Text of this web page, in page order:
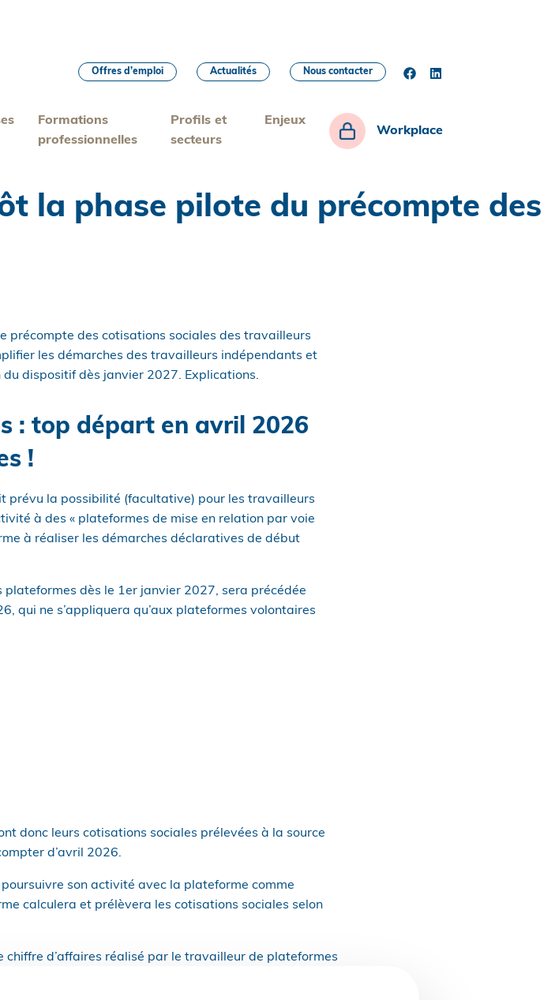
Formations
professionnelles
Profils et
secteurs
Enjeux
Workplace
Offres d’emploi Actualités Nous contacter
la phase pilote du précompte des
précompte des cotisations sociales des travailleurs
les démarches des travailleurs indépendants et
du dispositif dès janvier 2027. Explications.
: top départ en avril 2026
!
prévu la possibilité (facultative) pour les travailleurs
à des « plateformes de mise en relation par voie
à réaliser les démarches déclaratives de début
dès le 1er janvier 2027, sera précédée
qui ne s’appliquera qu’aux plateformes volontaires
donc leurs cotisations sociales prélevées à la source
d’avril 2026.
son activité avec la plateforme comme
calculera et prélèvera les cotisations sociales selon
d’affaires réalisé par le travailleur de plateformes